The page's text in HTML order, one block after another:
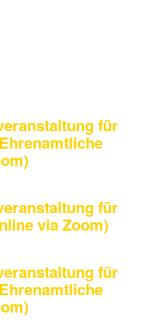
für
für
via Zoom)
für